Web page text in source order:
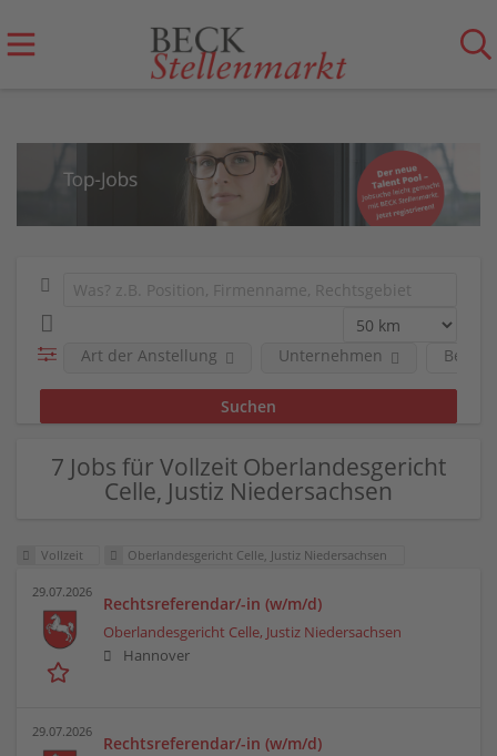
Art der Anstellung Unternehmen
7 Jobs für Vollzeit Oberlandesgericht
Celle, Justiz Niedersachsen
Vollzeit Oberlandesgericht Celle, Justiz Niedersachsen
29.07.2026
Rechtsreferendar/-in (w/m/d)
Oberlandesgericht Celle, Justiz Niedersachsen
Hannover
29.07.2026
Rechtsreferendar/-in (w/m/d)